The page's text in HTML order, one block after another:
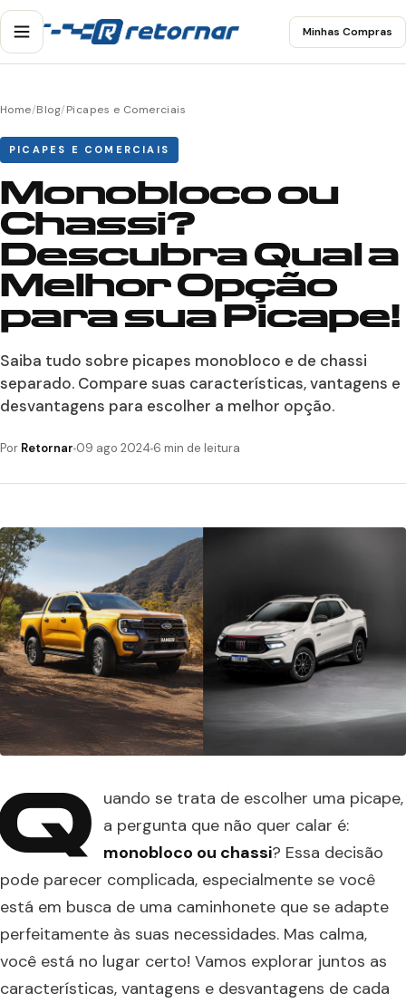
Minhas Compras
Home/Blog/Picapes e Comerciais
PICAPES E COMERCIAIS
Monobloco ou
Chassi?
Descubra Qual a
Melhor Opção
para sua Picape!
Saiba tudo sobre picapes monobloco e de chassi
separado. Compare suas características, vantagens e
desvantagens para escolher a melhor opção.
Por Retornar 09 ago 2024 6 min de leitura
uando se trata de escolher uma picape,
a pergunta que não quer calar é:
monobloco ou chassi? Essa decisão
pode parecer complicada, especialmente se você
está em busca de uma caminhonete que se adapte
perfeitamente às suas necessidades. Mas calma,
você está no lugar certo! Vamos explorar juntos as
características, vantagens e desvantagens de cada